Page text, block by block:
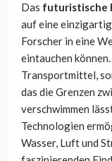
Das futuristische
auf eine
Forscher in eine
eintauchen
Transportmittel,
das die Grenzen
verschwimmen
Technologien
Wasser, Luft und